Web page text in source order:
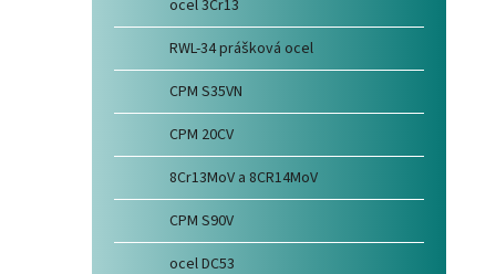
ocel 3Cr13
RWL-34 prášková ocel
CPM S35VN
CPM 20CV
8Cr13MoV a 8CR14MoV
CPM S90V
ocel DC53